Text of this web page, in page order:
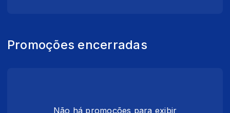
Promoções encerradas
Não há promoções para exibir